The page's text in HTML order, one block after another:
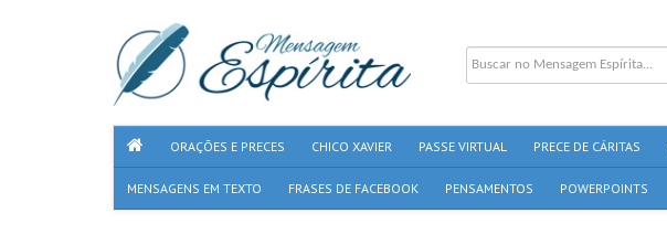
ORAÇÕES E PRECES CHICO XAVIER PASSE VIRTUAL PRECE DE CÁRITAS
MENSAGENS EM TEXTO FRASES DE FACEBOOK PENSAMENTOS POWERPOINTS